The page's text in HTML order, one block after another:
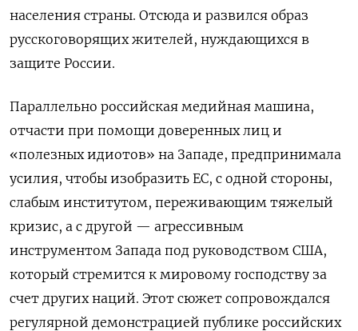
населения страны. Отсюда и развился образ
русскоговорящих жителей, нуждающихся в
защите России.
Параллельно российская медийная машина,
отчасти при помощи доверенных лиц и
«полезных идиотов» на Западе, предпринимала
усилия, чтобы изобразить ЕС, с одной стороны,
слабым институтом, переживающим тяжелый
кризис, а с другой — агрессивным
инструментом Запада под руководством США,
который стремится к мировому господству за
счет других наций. Этот сюжет сопровождался
регулярной демонстрацией публике российских